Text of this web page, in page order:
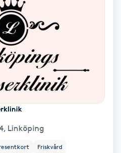
, Linköping
Friskvård